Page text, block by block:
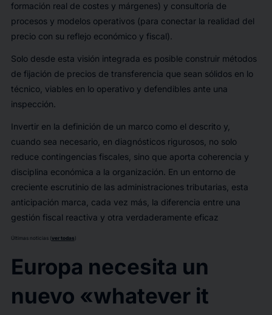
formación real de costes y márgenes) y consultoría de
procesos y modelos operativos (para conectar la realidad del
precio con su reflejo económico y fiscal).
Solo desde esta visión integrada es posible construir métodos
de fijación de precios de transferencia que sean sólidos en lo
técnico, viables en lo operativo y defendibles ante una
inspección.
Invertir en la definición de un marco como el descrito y,
cuando sea necesario, en diagnósticos rigurosos, no solo
reduce contingencias fiscales, sino que aporta coherencia y
disciplina económica a la organización. En un entorno de
creciente escrutinio de las administraciones tributarias, esta
anticipación marca, cada vez más, la diferencia entre una
gestión fiscal reactiva y otra verdaderamente eficaz
Últimas noticias (ver todas )
Europa necesita un
nuevo «whatever it